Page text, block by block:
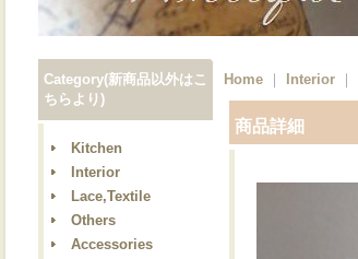
Category(新商品以外はこ
ちらより)
Kitchen
Interior
Lace,Textile
Others
Accessories
Home Interior
商品詳細